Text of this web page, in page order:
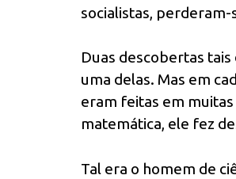
socialistas, perderam-
Duas descobertas
uma delas. Mas em
eram feitas em
matemática, ele fez
Tal era o homem de